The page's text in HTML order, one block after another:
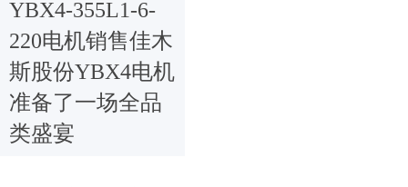
YBX4-355L1-6-
220电机销售佳木
斯股份YBX4电机
准备了一场全品
类盛宴